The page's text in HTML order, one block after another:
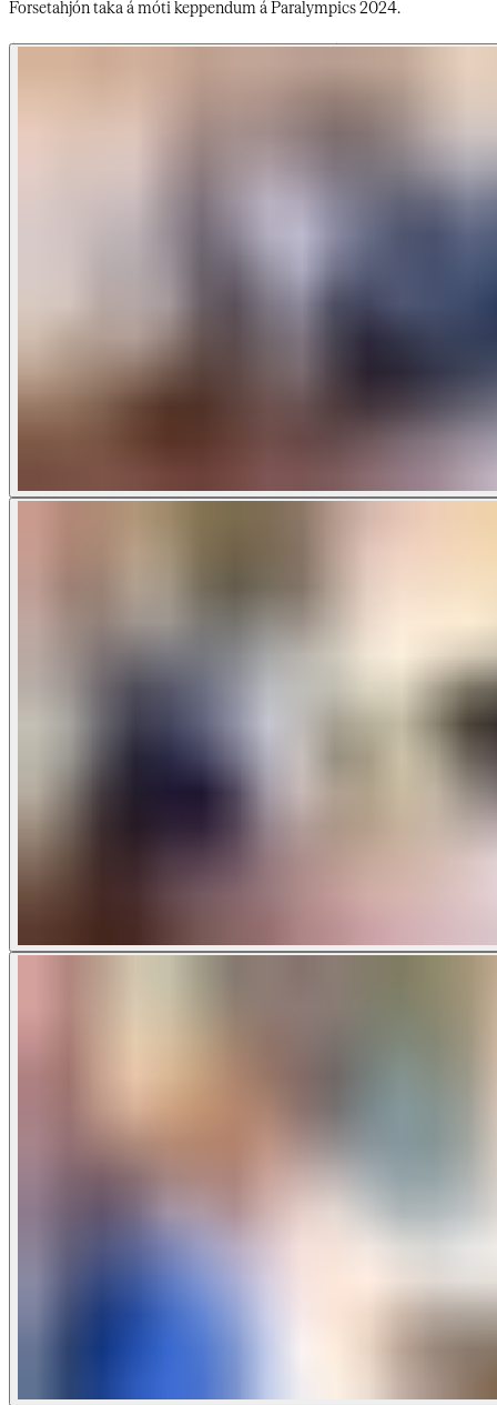
Forsetahjón taka á móti keppendum á Paralympics 2024.​​​​‌ ‍ ​‍​‍‌‍ ‌ ​‍‌‍‍‌‌‍‌ ‌‍‍‌‌‍ ‍​‍​‍​ ‍‍​‍​‍‌ ​ ‌‍​‌‌‍ ‍‌‍‍‌‌ ‌​‌ ‍‌​‍ ‍‌‍‍‌‌‍ ​‍​‍​‍ ​​‍​‍‌‍‍​‌ ​‍‌‍‌‌‌‍‌‍​‍​‍​ ‍‍​‍​‍‌‍‍​‌ ‌​‌ ‌​‌ ​​‌ ​ ​‍ ​‍ ‌‍‌‍‌‍ ‌ ​‍‌ ​ ‌‍‌‌‌ ‌​‌‍‍‌​‍ ‌‌‍‍‌‌ ​ ‌‍ ​‌‍​‌‌‍ ‍‌‍‌​‌ ​ ​‍ ‍‌ ‌‍‌‍‌‌‌ ​‍‌‍​ ‌‍‌‌‌‍ ​​‍ ‍‌‍​‌‌ ​​‌ ​​​‍ ‌ ​ ‌ ‌​‌ ‌‌‌‍‌​‌‍‍‌‌‍ ​‍ ‌‍‍‌‌‍ ‍‌ ‌​‌‍‌‌‌‍ ‍‌ ‌​​‍ ‌‍‌‌‌‍‌​‌‍‍‌‌ ‌​​‍ ‌‍ ‌‌‍ ‌‍‌​‌‍‌‌​ ‌‌ ​​‌ ​‍‌‍‌‌‌ ​ ‌‍‌‌‌‍ ‍‌ ‌​‌‍​‌‌ ‌​‌‍‍‌‌‍ ‌‍ ‍​ ‍ ‌‍‍‌‌‍‌​​ ‌‌ ‌​‌​ ​‌ ​‌‌​ ‌‌​ ​ ‌ ‌‍ ‌‍‍‌‌‍ ​‌‌‍‌‌ ‍‌‌ ‍‍‌‍‌​‌ ‍‌‌‌​ ‌ ‌ ​ ‌‌‌‍‍‌‌‌‍‍‌​‌‌‌​‍‌‌ ‌‍​ ‍ ‌ ‌​‌ ‍‌‌ ​​‌‍‌‌​ ‌‌‍ ‍‌‍‌‌‌ ‌ ‌ ​ ​ ‍ ‌ ​​‌‍​‌‌ ‌​‌‍‍​​ ‌‌‍‌​‌‍‌‌‌ ​ ‌‍​ ‌ ​‍‌‍‍‌‌ ​​‌ ‌​‌‍‍‌‌‍ ‌‍ ‍​ ‌‍​‍‌‍​‌‌ ​ ‌‍‌‌‌‌‌‌‌ ​‍‌‍ ​​ ‌‌‍‍​‌ ‌​‌ ‌​‌ ​​‌ ​ ​‍‌‌​ ​‍‌​‌‍​‍‌‌​ ​‍‌​‌‍‌‍‌‍‌‍ ‌ ​‍‌ ​ ‌‍‌‌‌ ‌​‌‍‍‌​‍ ‌‌‍‍‌‌ ​ ‌‍ ​‌‍​‌‌‍ ‍‌‍‌​‌ ​ ​‍ ‍‌ ‌‍‌‍‌‌‌ ​‍‌‍​ ‌‍‌‌‌‍ ​​‍ ‍‌‍​‌‌ ​​‌ ​​​‍‌‌​ ​‍‌​‌‍‌ ​ ‌ ‌​‌ ‌‌‌‍‌​‌‍‍‌‌‍ ​‍‌‍‌‍‍‌‌‍‌​​ ‌‌ ‌​‌​ ​‌ ​‌‌​ ‌‌​ ​ ‌ ‌‍ ‌‍‍‌‌‍ ​‌‌‍‌‌ ‍‌‌ ‍‍‌‍‌​‌ ‍‌‌‌​ ‌ ‌ ​ ‌‌‌‍‍‌‌‌‍‍‌​‌‌‌​‍‌‌ ‌‍​‍‌‍‌ ‌​‌ ‍‌‌ ​​‌‍‌‌​ ‌‌‍ ‍‌‍‌‌‌ ‌ ‌ ​ ​‍‌‍‌ ​​‌‍​‌‌ ‌​‌‍‍​​ ‌‌‍‌​‌‍‌‌‌ ​ ‌‍​ ‌ ​‍‌‍‍‌‌ ​​‌ ‌​‌‍‍‌‌‍ ‌‍ ‍​‍‌‍‌ ​​‌‍‌‌‌ ​‍‌ ​ ‌ ​​‌‍‌‌‌‍​ ‌ ‌​‌‍‍‌‌ ‌‍‌‍‌‌​ ‌‌ ​​‌ ‌‌‌‍​‍‌‍ ​‌‍‍‌‌ ​ ‌‍‍​‌‍‌‌‌‍‌​​‍​‍‌ ‌